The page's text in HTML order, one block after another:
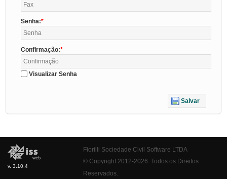
Senha:
Confirmação:
Visualizar Senha
Salvar
v. 3.10.4
Fiorilli Sociedade Civil Software LTDA
© Copyright 2012-2026. Todos os Direitos
Reservados.